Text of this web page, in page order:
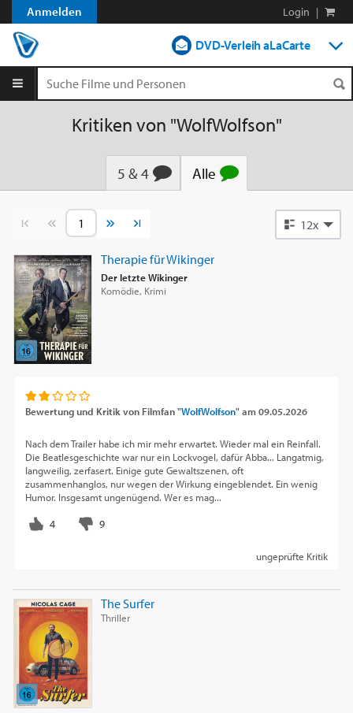
Anmelden Login |
DVD-Verleih aLaCarte
Streamen
Kritiken von "WolfWolfson"
5 & 4 Alle
Vorherige SeiteNächste Seite 12x
Therapie für Wikinger
Der letzte Wikinger
Komödie, Krimi
Bewertung und Kritik von Filmfan "WolfWolfson"am09.05.2026
Nach dem Trailer habe ich mir mehr erwartet. Wieder mal ein Reinfall.
Die Beatlesgeschichte war nur ein Lockvogel, dafür Abba... Langatmig,
langweilig, zerfasert. Einige gute Gewaltszenen, oft
zusammenhanglos, nur wegen der Wirkung eingeblendet. Ein wenig
Humor. Insgesamt ungenügend. Wer es mag...
ungeprüfte Kritik
The Surfer
Thriller